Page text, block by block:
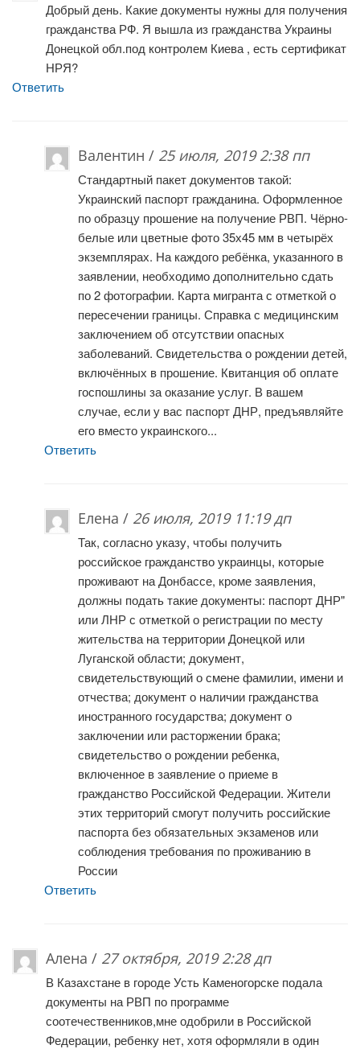
Добрый день. Какие документы нужны для получения
гражданства РФ. Я вышла из гражданства Украины
Донецкой обл.под контролем Киева , есть сертификат
НРЯ?
Ответить
Валентин / 25 июля, 2019 2:38 пп
Стандартный пакет документов такой:
Украинский паспорт гражданина. Оформленное
по образцу прошение на получение РВП. Чёрно-
белые или цветные фото 35х45 мм в четырёх
экземплярах. На каждого ребёнка, указанного в
заявлении, необходимо дополнительно сдать
по 2 фотографии. Карта мигранта с отметкой о
пересечении границы. Справка с медицинским
заключением об отсутствии опасных
заболеваний. Свидетельства о рождении детей,
включённых в прошение. Квитанция об оплате
госпошлины за оказание услуг. В вашем
случае, если у вас паспорт ДНР, предъявляйте
его вместо украинского...
Ответить
Елена / 26 июля, 2019 11:19 дп
Так, согласно указу, чтобы получить
российское гражданство украинцы, которые
проживают на Донбассе, кроме заявления,
должны подать такие документы: паспорт ДНР"
или ЛНР с отметкой о регистрации по месту
жительства на территории Донецкой или
Луганской области; документ,
свидетельствующий о смене фамилии, имени и
отчества; документ о наличии гражданства
иностранного государства; документ о
заключении или расторжении брака;
свидетельство о рождении ребенка,
включенное в заявление о приеме в
гражданство Российской Федерации. Жители
этих территорий смогут получить российские
паспорта без обязательных экзаменов или
соблюдения требования по проживанию в
России
Ответить
Алена / 27 октября, 2019 2:28 дп
В Казахстане в городе Усть Каменогорске подала
документы на РВП по программе
соотечественников,мне одобрили в Российской
Федерации, ребенку нет, хотя оформляли в один